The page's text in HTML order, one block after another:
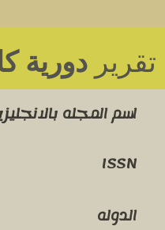
تقرير دوریة
اسم المجله
ISSN
الدوله